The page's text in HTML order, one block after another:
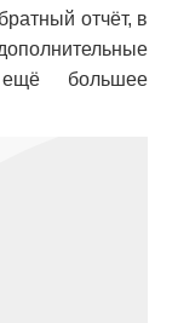
отчёт, в
большее